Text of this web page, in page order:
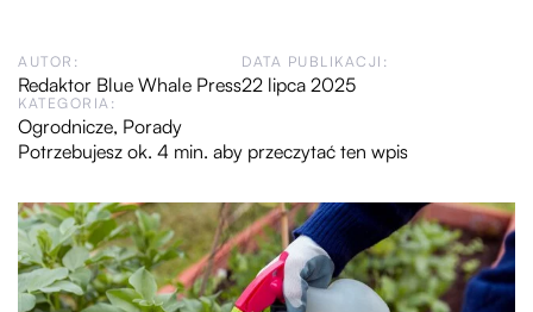
AUTOR:
Redaktor Blue Whale Press
DATA PUBLIKACJI:
22 lipca 2025
KATEGORIA:
Ogrodnicze, Porady
Potrzebujesz ok. 4 min. aby przeczytać ten wpis